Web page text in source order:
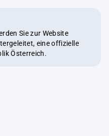
Sie zur Website
Österreich.